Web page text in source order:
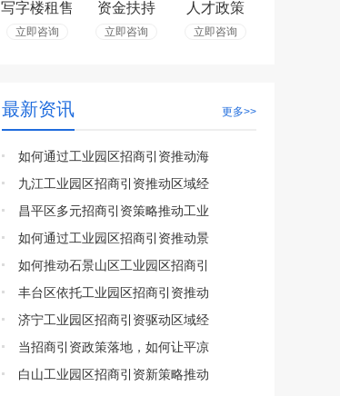
写字楼租售
立即咨询
资金扶持
立即咨询
人才政策
立即咨询
最新资讯 更多>>
如何通过工业园区招商引资推动海
九江工业园区招商引资推动区域经
昌平区多元招商引资策略推动工业
如何通过工业园区招商引资推动景
如何推动石景山区工业园区招商引
丰台区依托工业园区招商引资推动
济宁工业园区招商引资驱动区域经
当招商引资政策落地，如何让平凉
白山工业园区招商引资新策略推动